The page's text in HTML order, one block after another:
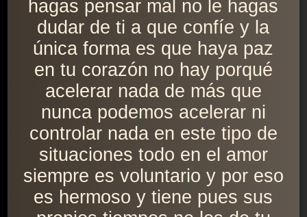
hagas pensar mal no le hagas
dudar de ti a que confíe y la
única forma es que haya paz
en tu corazón no hay porqué
acelerar nada de más que
nunca podemos acelerar ni
controlar nada en este tipo de
situaciones todo en el amor
siempre es voluntario y por eso
es hermoso y tiene pues sus